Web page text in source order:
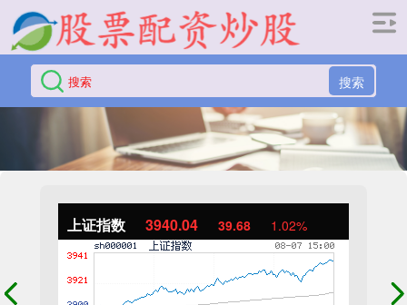
搜索
上证指数 3940.04 39.68 1.02%